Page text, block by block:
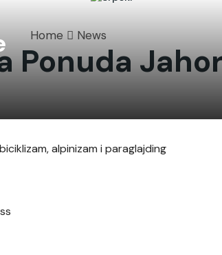
Home News
Ponuda
alpinizam i paraglajding